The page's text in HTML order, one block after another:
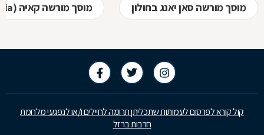
מוסך מורשה סאן יאנג בחולון מוסך מורשה קאיה (kia) בחולון
קול קורא לפרסום לעמותות שתכליתן תרומה לחיילים ו/או לנפגעי מלחמת
חרבות ברזל